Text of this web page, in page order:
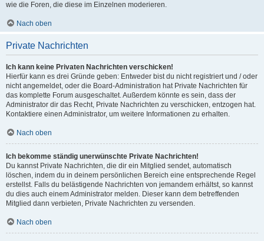
wie die Foren, die diese im Einzelnen moderieren.
Nach oben
Private Nachrichten
Ich kann keine Privaten Nachrichten verschicken!
Hierfür kann es drei Gründe geben: Entweder bist du nicht registriert und / oder
nicht angemeldet, oder die Board-Administration hat Private Nachrichten für
das komplette Forum ausgeschaltet. Außerdem könnte es sein, dass der
Administrator dir das Recht, Private Nachrichten zu verschicken, entzogen hat.
Kontaktiere einen Administrator, um weitere Informationen zu erhalten.
Nach oben
Ich bekomme ständig unerwünschte Private Nachrichten!
Du kannst Private Nachrichten, die dir ein Mitglied sendet, automatisch
löschen, indem du in deinem persönlichen Bereich eine entsprechende Regel
erstellst. Falls du belästigende Nachrichten von jemandem erhältst, so kannst
du dies auch einem Administrator melden. Dieser kann dem betreffenden
Mitglied dann verbieten, Private Nachrichten zu versenden.
Nach oben